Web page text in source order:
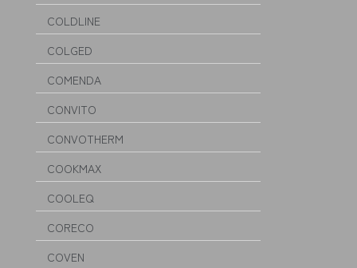
COLDLINE
COLGED
COMENDA
CONVITO
CONVOTHERM
COOKMAX
COOLEQ
CORECO
COVEN